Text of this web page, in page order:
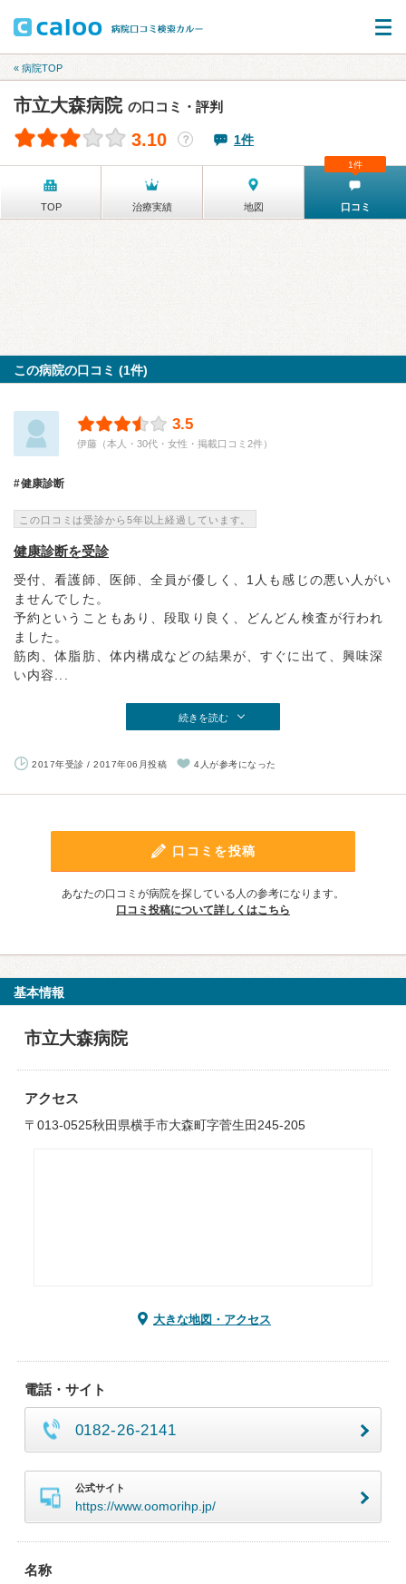
« 病院TOP
市立大森病院 の口コミ・評判
3.10 ？ 1件
TOP 治療実績 地図 口コミ
1件
この病院の口コミ (1件)
3.5
伊藤（本人・30代・女性・掲載口コミ2件）
健康診断
この口コミは受診から5年以上経過しています。
健康診断を受診
受付、看護師、医師、全員が優しく、1人も感じの悪い人がい
ませんでした。
予約ということもあり、段取り良く、どんどん検査が行われ
ました。
筋肉、体脂肪、体内構成などの結果が、すぐに出て、興味深
い内容...
続きを読む
2017年受診 / 2017年06月投稿 4人が参考になった
口コミを投稿
あなたの口コミが病院を探している人の参考になります。
口コミ投稿について詳しくはこちら
基本情報
市立大森病院
アクセス
〒013-0525秋田県横手市大森町字菅生田245-205
大きな地図・アクセス
電話・サイト
0182-26-2141
公式サイト
https://www.oomorihp.jp/
名称